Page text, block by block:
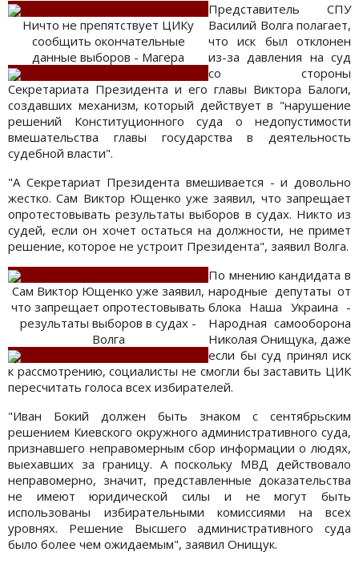
Ничто не препятствует ЦИКу
сообщить окончательные
данные выборов - Магера
Представитель СПУ
Василий Волга полагает,
что иск был отклонен
из-за давления на суд
со стороны
Секретариата Президента и его главы Виктора Балоги,
создавших механизм, который действует в "нарушение
решений Конституционного суда о недопустимости
вмешательства главы государства в деятельность
судебной власти".
"А Секретариат Президента вмешивается - и довольно
жестко. Сам Виктор Ющенко уже заявил, что запрещает
опротестовывать результаты выборов в судах. Никто из
судей, если он хочет остаться на должности, не примет
решение, которое не устроит Президента", заявил Волга.
Сам Виктор Ющенко уже заявил,
что запрещает опротестовывать
результаты выборов в судах -
Волга
По мнению кандидата в
народные депутаты от
блока Наша Украина -
Народная самооборона
Николая Онищука, даже
если бы суд принял иск
к рассмотрению, социалисты не смогли бы заставить ЦИК
пересчитать голоса всех избирателей.
"Иван Бокий должен быть знаком с сентябрьским
решением Киевского окружного административного суда,
признавшего неправомерным сбор информации о людях,
выехавших за границу. А поскольку МВД действовало
неправомерно, значит, представленные доказательства
не имеют юридической силы и не могут быть
использованы избирательными комиссиями на всех
уровнях. Решение Высшего административного суда
было более чем ожидаемым", заявил Онищук.